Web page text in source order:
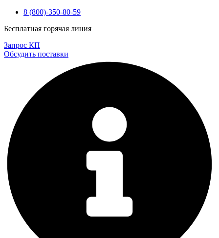
8 (800)-350-80-59
Бесплатная горячая линия
Запрос КП
Обсудить поставки